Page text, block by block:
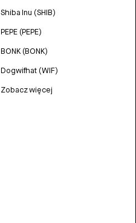
Shiba Inu (SHIB)
PEPE (PEPE)
BONK (BONK)
Dogwifhat (WIF)
Zobacz więcej